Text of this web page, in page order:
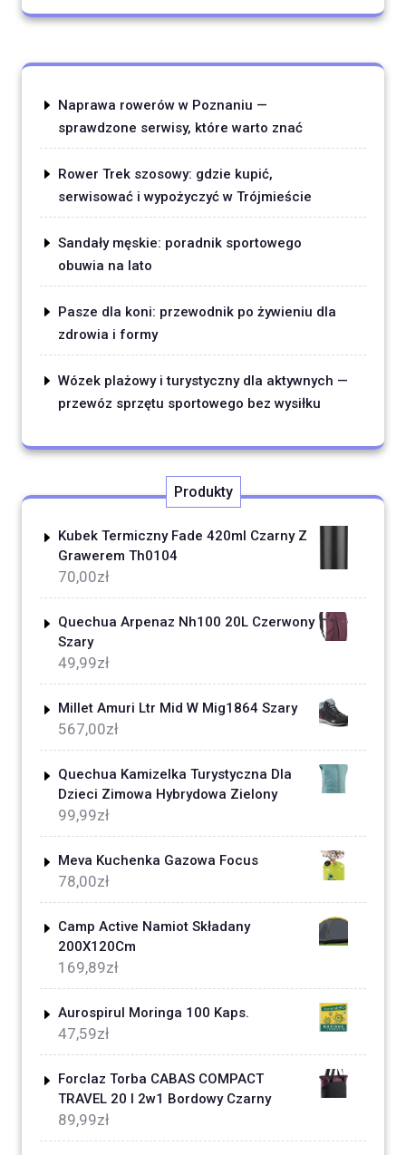
Naprawa rowerów w Poznaniu —
sprawdzone serwisy, które warto znać
Rower Trek szosowy: gdzie kupić,
serwisować i wypożyczyć w Trójmieście
Sandały męskie: poradnik sportowego
obuwia na lato
Pasze dla koni: przewodnik po żywieniu dla
zdrowia i formy
Wózek plażowy i turystyczny dla aktywnych —
przewóz sprzętu sportowego bez wysiłku
Produkty
Kubek Termiczny Fade 420ml Czarny Z
Grawerem Th0104
70,00zł
Quechua Arpenaz Nh100 20L Czerwony
Szary
49,99zł
Millet Amuri Ltr Mid W Mig1864 Szary
567,00zł
Quechua Kamizelka Turystyczna Dla
Dzieci Zimowa Hybrydowa Zielony
99,99zł
Meva Kuchenka Gazowa Focus
78,00zł
Camp Active Namiot Składany
200X120Cm
169,89zł
Aurospirul Moringa 100 Kaps.
47,59zł
Forclaz Torba CABAS COMPACT
TRAVEL 20 l 2w1 Bordowy Czarny
89,99zł